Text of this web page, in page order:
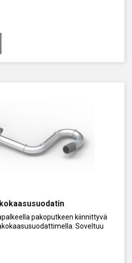
pakoputkeen kiinnittyvä
Soveltuu